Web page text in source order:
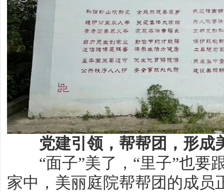
党建引领，帮帮团，形成
“面子”美了，“里子”也要
家中，美丽庭院帮帮团的成员